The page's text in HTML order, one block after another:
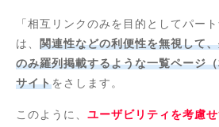
「相互リンクのみを目的としてパー
は、
関連性などの利便性を無視して
のみ羅列掲載するような一覧ページ
サイトをさします。
このように、 ユーザビリティを考慮